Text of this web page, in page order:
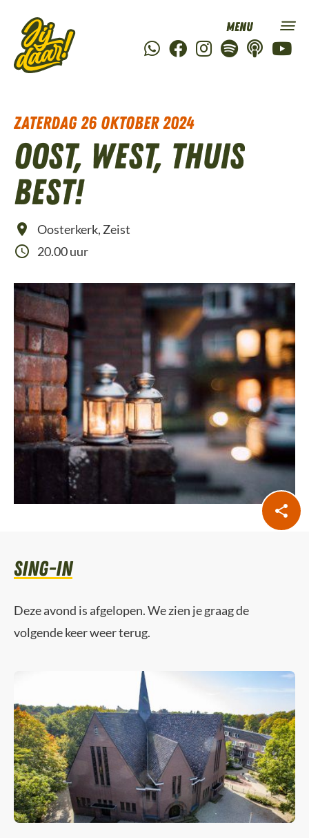
zaterdag 26 oktober 2024
Oost, west, thuis
best!
Oosterkerk, Zeist
20.00 uur
sing-in
Deze avond is afgelopen. We zien je graag de
volgende keer weer terug.